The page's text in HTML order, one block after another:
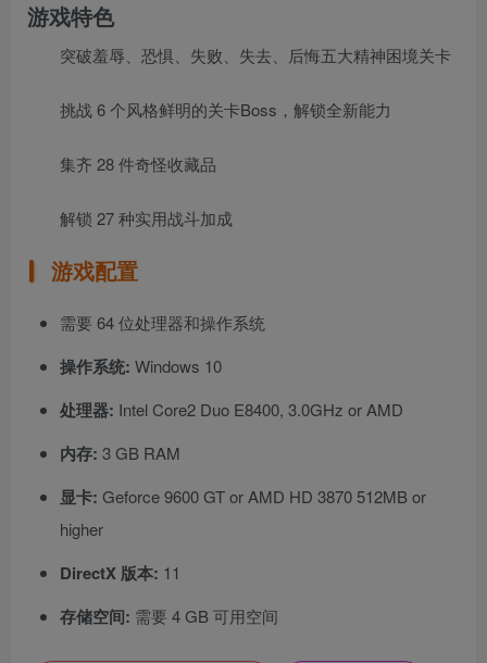
游戏特色
突破羞辱、恐惧、失败、失去、后悔五大精神困境关卡
挑战 6 个风格鲜明的关卡Boss，解锁全新能力
集齐 28 件奇怪收藏品
解锁 27 种实用战斗加成
游戏配置
需要 64 位处理器和操作系统
操作系统: Windows 10
处理器: Intel Core2 Duo E8400, 3.0GHz or AMD
内存: 3 GB RAM
显卡: Geforce 9600 GT or AMD HD 3870 512MB or
higher
DirectX 版本: 11
存储空间: 需要 4 GB 可用空间